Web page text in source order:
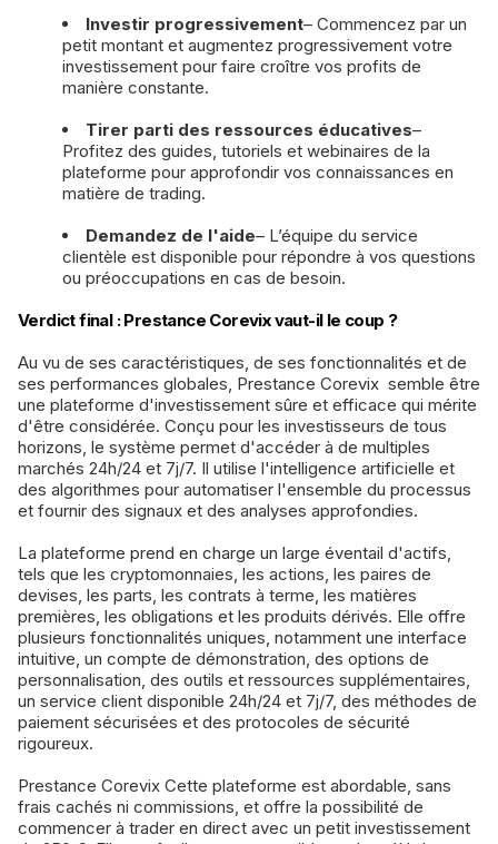
Investir progressivement– Commencez par un
petit montant et augmentez progressivement votre
investissement pour faire croître vos profits de
manière constante.
Tirer parti des ressources éducatives–
Profitez des guides, tutoriels et webinaires de la
plateforme pour approfondir vos connaissances en
matière de trading.
Demandez de l'aide– L’équipe du service
clientèle est disponible pour répondre à vos questions
ou préoccupations en cas de besoin.
Verdict final : Prestance Corevix vaut-il le coup ?
Au vu de ses caractéristiques, de ses fonctionnalités et de
ses performances globales, Prestance Corevix semble être
une plateforme d'investissement sûre et efficace qui mérite
d'être considérée. Conçu pour les investisseurs de tous
horizons, le système permet d'accéder à de multiples
marchés 24h/24 et 7j/7. Il utilise l'intelligence artificielle et
des algorithmes pour automatiser l'ensemble du processus
et fournir des signaux et des analyses approfondies.
La plateforme prend en charge un large éventail d'actifs,
tels que les cryptomonnaies, les actions, les paires de
devises, les parts, les contrats à terme, les matières
premières, les obligations et les produits dérivés. Elle offre
plusieurs fonctionnalités uniques, notamment une interface
intuitive, un compte de démonstration, des options de
personnalisation, des outils et ressources supplémentaires,
un service client disponible 24h/24 et 7j/7, des méthodes de
paiement sécurisées et des protocoles de sécurité
rigoureux.
Prestance Corevix Cette plateforme est abordable, sans
frais cachés ni commissions, et offre la possibilité de
commencer à trader en direct avec un petit investissement